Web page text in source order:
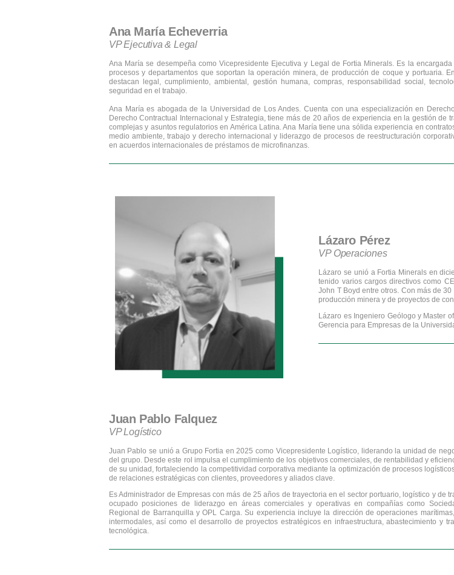
Ana María Echeverria
VP Ejecutiva & Legal
Ana María se desempeña como Vicepresidente Ejecutiva y Legal de Fortia Minerals. Es la
procesos y departamentos que soportan la operación minera, de producción de coque y portuaria.
destacan legal, cumplimiento, ambiental, gestión humana, compras, responsabilidad social,
seguridad en el trabajo.
Ana María es abogada de la Universidad de Los Andes. Cuenta con una especialización en
Derecho Contractual Internacional y Estrategia, tiene más de 20 años de experiencia en la gestión de
complejas y asuntos regulatorios en América Latina. Ana María tiene una sólida experiencia en
medio ambiente, trabajo y derecho internacional y liderazgo de procesos de reestructuración
en acuerdos internacionales de préstamos de microfinanzas.
Lázaro Pérez
VP Operaciones
Lázaro se unió a Fortia Minerals en
tenido varios cargos directivos como
John T Boyd entre otros. Con más de
producción minera y de proyectos de
Lázaro es Ingeniero Geólogo y Master
Gerencia para Empresas de la
Juan Pablo Falquez
VP Logístico
Juan Pablo se unió a Grupo Fortia en 2025 como Vicepresidente Logístico, liderando la unidad de
del grupo. Desde este rol impulsa el cumplimiento de los objetivos comerciales, de rentabilidad y
de su unidad, fortaleciendo la competitividad corporativa mediante la optimización de procesos
de relaciones estratégicas con clientes, proveedores y aliados clave.
Es Administrador de Empresas con más de 25 años de trayectoria en el sector portuario, logístico y de
ocupado posiciones de liderazgo en áreas comerciales y operativas en compañías como
Regional de Barranquilla y OPL Carga. Su experiencia incluye la dirección de operaciones
intermodales, así como el desarrollo de proyectos estratégicos en infraestructura, abastecimiento y
tecnológica.